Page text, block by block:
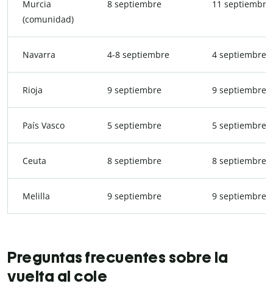
Murcia
(comunidad)
8 septiembre 11 septiembre
Navarra 4-8 septiembre 4 septiembre
Rioja 9 septiembre 9 septiembre
País Vasco 5 septiembre 5 septiembre
Ceuta 8 septiembre 8 septiembre
Melilla 9 septiembre 9 septiembre
Preguntas frecuentes sobre la
vuelta al cole